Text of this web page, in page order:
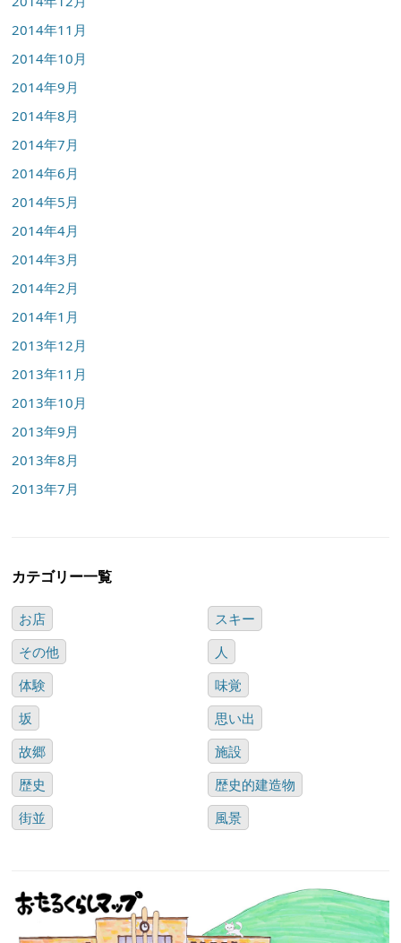
2014年11月
2014年10月
2014年9月
2014年8月
2014年7月
2014年6月
2014年5月
2014年4月
2014年3月
2014年2月
2014年1月
2013年12月
2013年11月
2013年10月
2013年9月
2013年8月
2013年7月
カテゴリー一覧
お店
スキー
その他
人
体験
味覚
坂
思い出
故郷
施設
歴史
歴史的建造物
街並
風景